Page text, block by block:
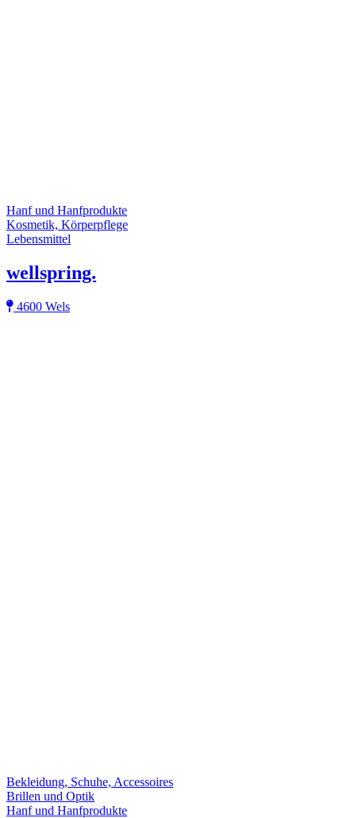
Hanf und Hanfprodukte
Kosmetik, Körperpflege
Lebensmittel
wellspring.
4600 Wels
Bekleidung, Schuhe, Accessoires
Brillen und Optik
Hanf und Hanfprodukte